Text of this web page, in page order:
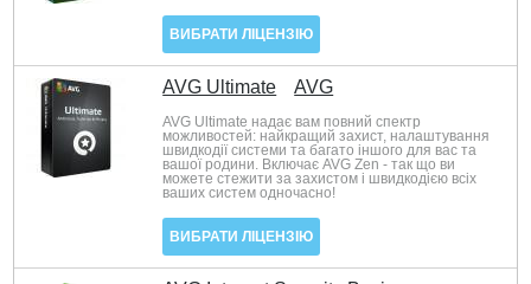
ВИБРАТИ ЛІЦЕНЗІЮ
AVG Ultimate AVG
AVG Ultimate надає вам повний спектр
можливостей: найкращий захист, налаштування
швидкодії системи та багато іншого для вас та
вашої родини. Включає AVG Zen - так що ви
можете стежити за захистом і швидкодією всіх
ваших систем одночасно!
ВИБРАТИ ЛІЦЕНЗІЮ